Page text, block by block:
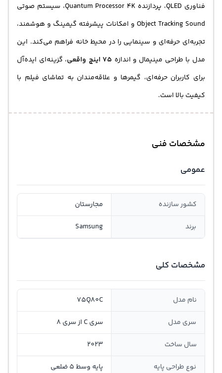
فناوری QLED، پردازنده Quantum Processor 4K، سیستم صوتی
Object Tracking Sound و امکانات پیشرفته گیمینگ و هوشمند،
تجربه‌ای حرفه‌ای و سینمایی را در محیط خانه فراهم می‌کند. این
مدل با طراحی مینیمال و اندازه 75 اینچ واقعی
، گزینه‌ای ایده‌آل
برای کاربران حرفه‌ای، گیمرها و علاقه‌مندان به تماشای فیلم با
کیفیت بالا است.
مشخصات فنی
عمومی
کشور سازنده مجارستان
برند Samsung
مشخصات کلی
نام مدل 75Q80C
سری مدل سری C از سری 8
سال ساخت 2023
نوع طراحی پایه پایه وسط 5 ضلعی